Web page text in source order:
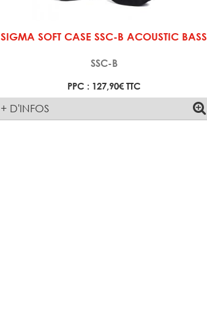
SIGMA SOFT CASE SSC-B ACOUSTIC BASS
SSC-B
PPC : 127,90€ TTC
+ D'INFOS